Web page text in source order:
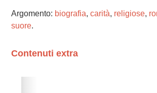
Argomento: biografia, carità, religiose,
suore.
Contenuti extra